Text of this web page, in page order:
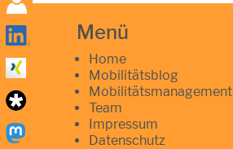
Menü
Home
Mobilitätsblog
Mobilitätsmanagement
Team
Impressum
Datenschutz